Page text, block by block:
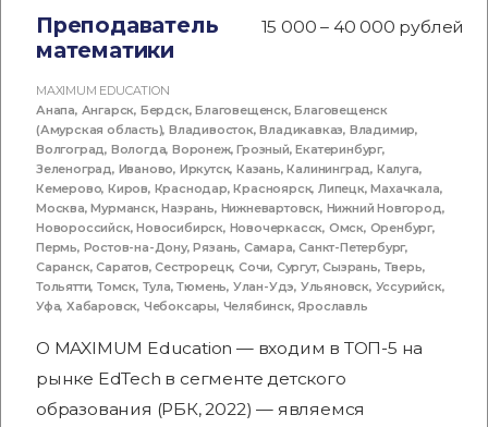
Преподаватель
математики
15 000 – 40 000 рублей
MAXIMUM EDUCATION
Анапа, Ангарск, Бердск,Благовещенск,Благовещенск
(Амурская область),Владивосток,Владикавказ, Владимир,
Волгоград, Вологда,Воронеж,Грозный,Екатеринбург,
Зеленоград, Иваново, Иркутск,Казань,Калининград, Калуга,
Кемерово,Киров, Краснодар,Красноярск,Липецк,Махачкала,
Москва,Мурманск,Назрань, Нижневартовск, Нижний Новгород,
Новороссийск,Новосибирск, Новочеркасск, Омск, Оренбург,
Пермь, Ростов-на-Дону,Рязань, Самара,Санкт-Петербург,
Саранск,Саратов,Сестрорецк,Сочи, Сургут,Сызрань, Тверь,
Тольятти,Томск, Тула,Тюмень, Улан-Удэ, Ульяновск, Уссурийск,
Уфа,Хабаровск, Чебоксары, Челябинск,Ярославль
О MAXIMUM Education — входим в ТОП-5 на
рынке EdTech в сегменте детского
образования (РБК, 2022) — являемся